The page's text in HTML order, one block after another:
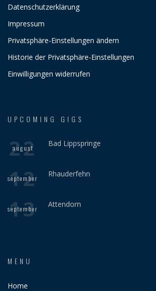
Datenschutzerklärung
Impressum
Privatsphäre-Einstellungen ändern
Historie der Privatsphäre-Einstellungen
Einwilligungen widerrufen
UPCOMING GIGS
22
august Bad Lippspringe
12
september Rhauderfehn
13
september Attendorn
MENU
Home